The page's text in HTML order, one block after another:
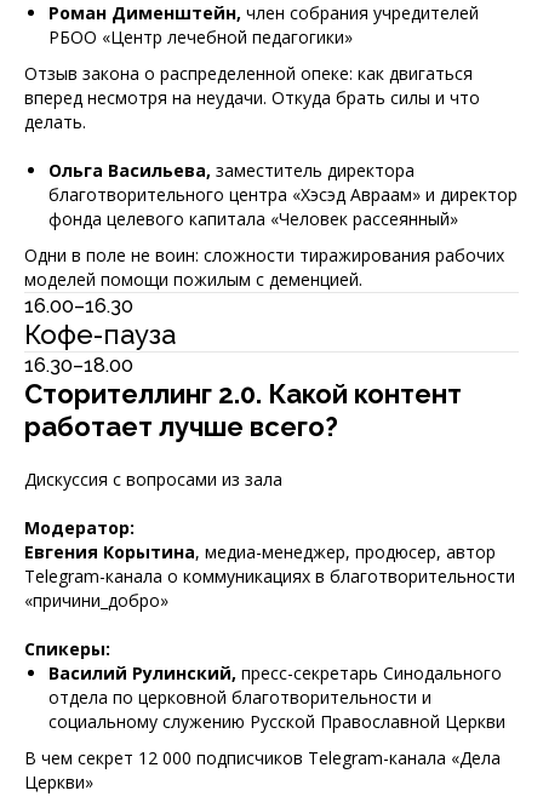
Роман Дименштейн, член собрания учредителей
РБОО «Центр лечебной педагогики»
Отзыв закона о распределенной опеке: как двигаться
вперед несмотря на неудачи. Откуда брать силы и что
делать.
Ольга Васильева, заместитель директора
благотворительного центра «Хэсэд Авраам» и директор
фонда целевого капитала «Человек рассеянный»
Одни в поле не воин: сложности тиражирования рабочих
моделей помощи пожилым с деменцией.
16.00–16.30
Кофе-пауза
16.30–18.00
Сторителлинг 2.0. Какой контент
работает лучше всего?
Дискуссия с вопросами из зала
Модератор:
Евгения Корытина, медиа-менеджер, продюсер, автор
Telegram-канала о коммуникациях в благотворительности
«причини_добро»
Спикеры:
Василий Рулинский, пресс-секретарь Синодального
отдела по церковной благотворительности и
социальному служению Русской Православной Церкви
В чем секрет 12 000 подписчиков Telegram-канала «Дела
Церкви»